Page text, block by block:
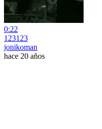
0:22
123123
jonikoman
hace 20 años